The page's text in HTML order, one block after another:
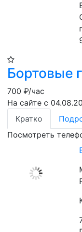
Бортовые
700 ₽/час
На сайте с
Кратко
Посмотреть